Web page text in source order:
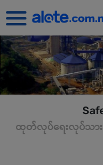
ထုတ်လုပ်ရေးလုပ်သား